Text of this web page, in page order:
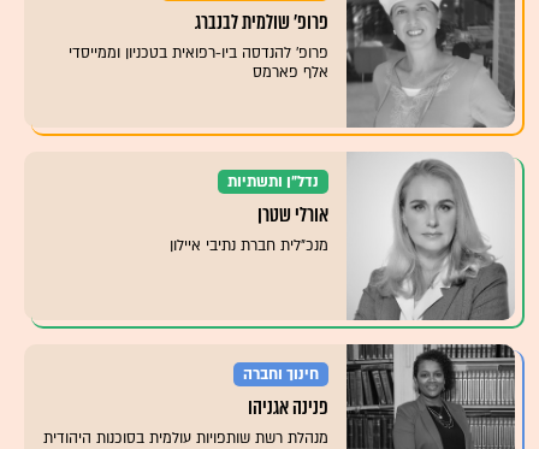
פרופ׳ שולמית לבנברג
פרופ' להנדסה ביו-רפואית בטכניון וממייסדי
אלף פארמס
נדל"ן ותשתיות
אורלי שטרן
מנכ"לית חברת נתיבי איילון
חינוך וחברה
פנינה אגניהו
מנהלת רשת שותפויות עולמית בסוכנות היהודית